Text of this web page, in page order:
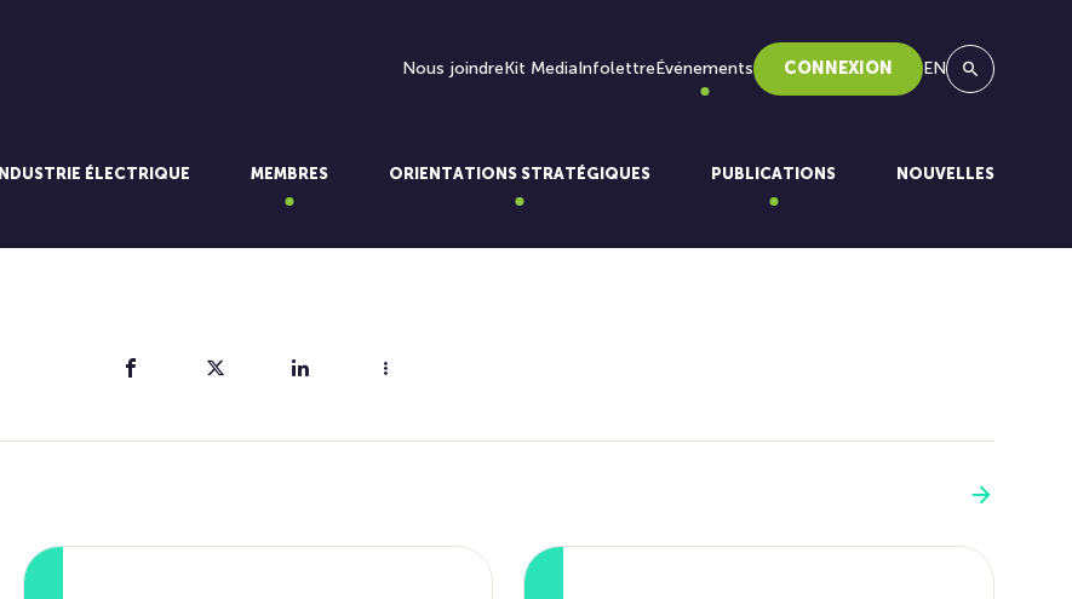
Nous joindreKit MediaInfolettreÉvénements CONNEXION EN
INDUSTRIE ÉLECTRIQUE MEMBRES ORIENTATIONS STRATÉGIQUES PUBLICATIONS NOUVELLES